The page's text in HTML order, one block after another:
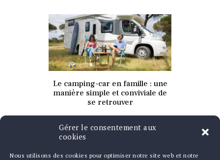
Gérer le consentement aux
cookies
Nous utilisons des cookies pour optimiser notre site web et notre
339 Views 0Likes
Le camping-car en famille : une
manière simple et conviviale de
se retrouver